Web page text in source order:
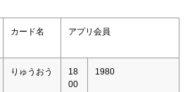
カード名 アプリ会員
りゅうおう
18
00
1980